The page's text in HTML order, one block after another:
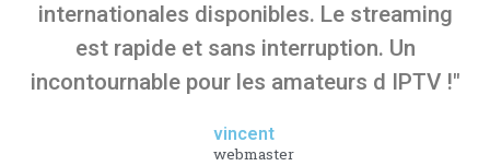
internationales disponibles. Le streaming
est rapide et sans interruption. Un
incontournable pour les amateurs d IPTV !"
vincent
webmaster